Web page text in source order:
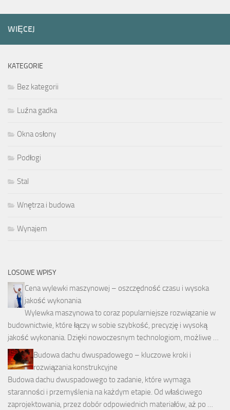
WIĘCEJ
KATEGORIE
Bez kategorii
Luźna gadka
Okna osłony
Podłogi
Stal
Wnętrza i budowa
Wynajem
LOSOWE WPISY
Cena wylewki maszynowej – oszczędność czasu i wysoka
jakość wykonania
Wylewka maszynowa to coraz popularniejsze rozwiązanie w
budownictwie, które łączy w sobie szybkość, precyzję i wysoką
jakość wykonania. Dzięki nowoczesnym technologiom, możliwe …
Budowa dachu dwuspadowego – kluczowe kroki i
rozwiązania konstrukcyjne
Budowa dachu dwuspadowego to zadanie, które wymaga
staranności i przemyślenia na każdym etapie. Od właściwego
zaprojektowania, przez dobór odpowiednich materiałów, aż po …